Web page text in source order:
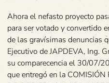
Ahora el nefasto proyecto
para ser votado y convertido
de las gravísimas denuncias
Ejecutivo de JAPDEVA, Ing.
su comparecencia el 30/07/
que entregó en la